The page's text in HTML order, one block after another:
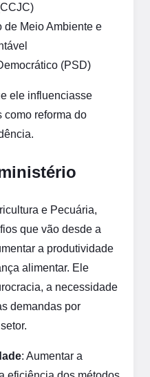
de Meio Ambiente e
(PSD)
ele influenciasse
como reforma do
e Pecuária,
que vão desde a
a produtividade
alimentar. Ele
a necessidade
demandas por
: Aumentar a